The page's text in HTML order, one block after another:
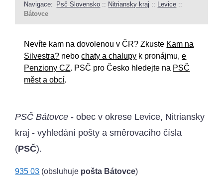
Navigace: Psč Slovensko :: Nitriansky kraj :: Levice ::
Bátovce
Nevíte kam na dovolenou v ČR? Zkuste Kam na
Silvestra? nebochaty a chalupy k pronájmu,e
Penziony CZ. PSČ pro Česko hledejte na PSČ
měst a obcí.
PSČ Bátovce - obec v okrese Levice, Nitriansky
kraj - vyhledání pošty a směrovacího čísla
(PSČ).
935 03 (obsluhuje pošta Bátovce)